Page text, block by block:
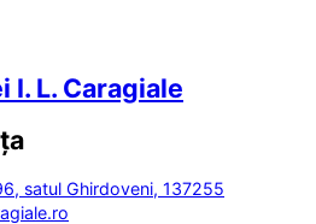
I. L. Caragiale
satul Ghirdoveni, 137255